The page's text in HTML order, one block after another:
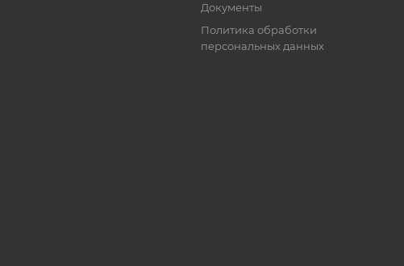
Документы
Политика обработки
персональных данных